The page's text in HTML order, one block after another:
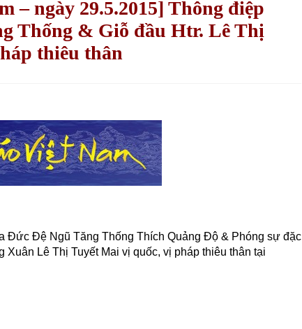
– ngày 29.5.2015] Thông điệp
Thống & Giỗ đầu Htr. Lê Thị
thiêu thân
Đức Đệ Ngũ Tăng Thống Thích Quảng Độ & Phóng sự đặc
Lê Thị Tuyết Mai vị quốc, vị pháp thiêu thân tại